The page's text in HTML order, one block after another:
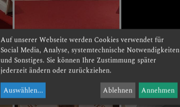
Auf unserer Webseite werden Cookies verwendet für
Social Media, Analyse, systemtechnische Notwendigkeiten
und Sonstiges. Sie können Ihre Zustimmung später
jederzeit ändern oder zurückziehen.
Auswählen... Ablehnen Annehmen